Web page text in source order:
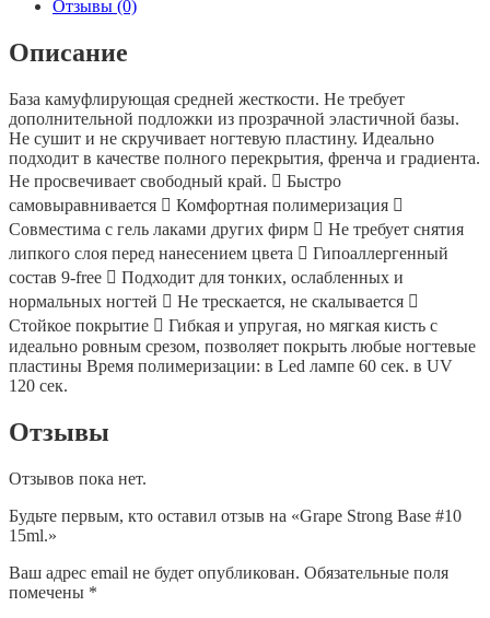
Отзывы (0)
Описание
База камуфлирующая средней жесткости. Не требует
дополнительной подложки из прозрачной эластичной базы.
Не сушит и не скручивает ногтевую пластину. Идеально
подходит в качестве полного перекрытия, френча и градиента.
Не просвечивает свободный край.  Быстро
самовыравнивается  Комфортная полимеризация 
Совместима с гель лаками других фирм  Не требует снятия
липкого слоя перед нанесением цвета  Гипоаллергенный
состав 9-free  Подходит для тонких, ослабленных и
нормальных ногтей  Не трескается, не скалывается 
Стойкое покрытие  Гибкая и упругая, но мягкая кисть с
идеально ровным срезом, позволяет покрыть любые ногтевые
пластины Время полимеризации: в Led лампе 60 сек. в UV
120 сек.
Отзывы
Отзывов пока нет.
Будьте первым, кто оставил отзыв на «Grape Strong Base #10
15ml.»
Ваш адрес email не будет опубликован. Обязательные поля
помечены *